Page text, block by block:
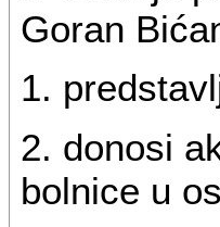
Goran
1.
2. donosi
bolnice u